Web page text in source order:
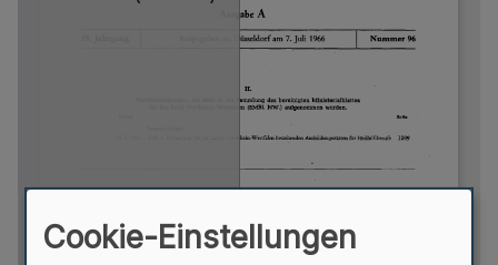
Cookie-Einstellungen